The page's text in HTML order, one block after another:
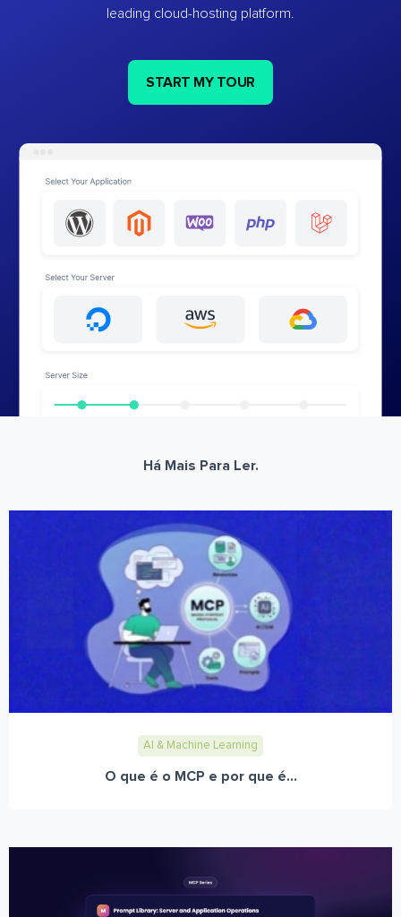
leading cloud-hosting platform.
START MY TOUR
Há Mais Para Ler.
AI & Machine Learning
O que é o MCP e por que é...